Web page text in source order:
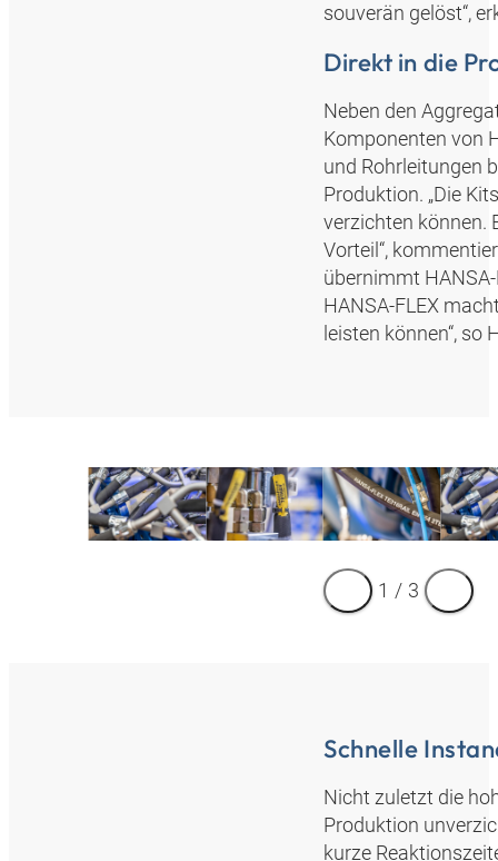
souverän gelöst“,
Direkt in die
Neben den
Komponenten von
und Rohrleitungen
Produktion. „Die
verzichten können.
Vorteil“,
übernimmt
HANSA‑FLEX
leisten können“, so
1 / 3
Schnelle
Nicht zuletzt die
Produktion
kurze